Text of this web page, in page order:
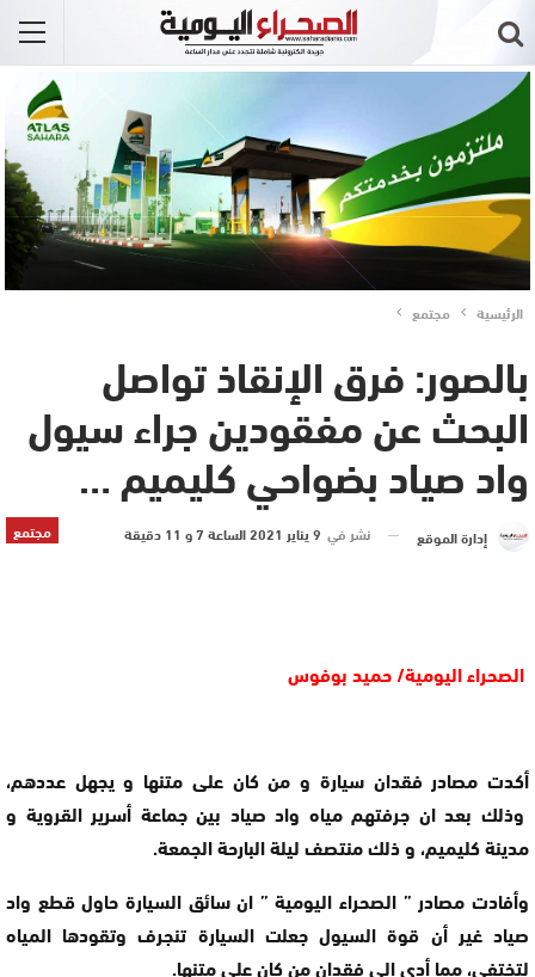
الرئيسية مجتمع
بالصور: فرق الإنقاذ تواصل
البحث عن مفقودين جراء سيول
واد صياد بضواحي كليميم …
مجتمع إدارة الموقع نشر في 9 يناير 2021 الساعة 7 و 11 دقيقة
الصحراء اليومية/ حميد بوفوس
أكدت مصادر فقدان سيارة و من كان على متنها و يجهل عددهم،
وذلك بعد ان جرفتهم مياه واد صياد بين جماعة أسرير القروية و
مدينة كليميم، و ذلك منتصف ليلة البارحة الجمعة.
وأفادت مصادر ” الصحراء اليومية ” ان سائق السيارة حاول قطع واد
صياد غير أن قوة السيول جعلت السيارة تنجرف وتقودها المياه
لتختفي، مما أدى إلى فقدان من كان على متنها.